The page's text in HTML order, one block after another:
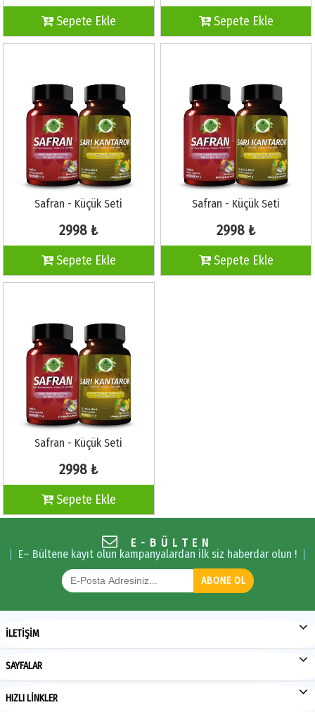
Sepete Ekle Sepete Ekle
Safran - Küçük Seti
2998 ₺
Sepete Ekle
Safran - Küçük Seti
2998 ₺
Sepete Ekle
Safran - Küçük Seti
2998 ₺
Sepete Ekle
E-BÜLTEN
E– Bültene kayıt olun kampanyalardan ilk siz haberdar olun !
ABONE OL
İLETİŞİM
SAYFALAR
HIZLI LİNKLER